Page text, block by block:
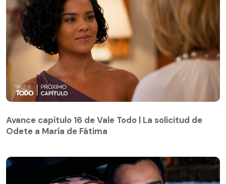
Odete a María de Fátima
Avance capítulo 16 de Vale Todo | La solicitud de
Odete a María de Fátima